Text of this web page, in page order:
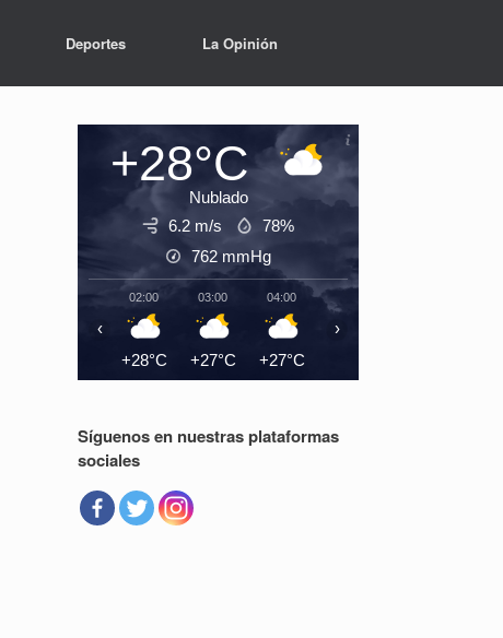
Deportes La Opinión
+28°C
Nublado
6.2 m/s
78%
762 mmHg
02:00
+28°C
03:00
+27°C
04:00
+27°C
‹ ›
Síguenos en nuestras plataformas
sociales